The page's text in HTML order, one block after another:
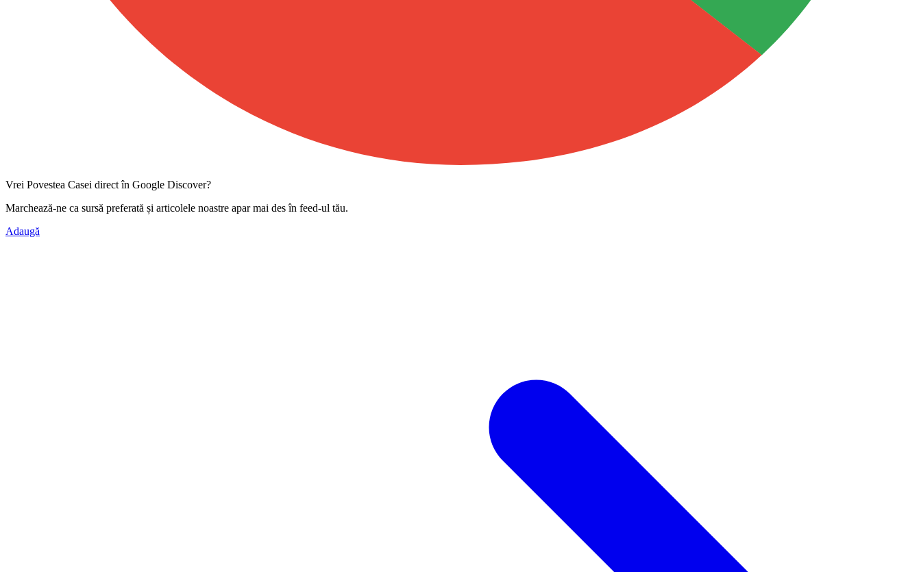
Vrei Povestea Casei direct în Google Discover?
Marchează-ne ca sursă preferată și articolele noastre apar mai des în feed-ul tău.
Adaugă